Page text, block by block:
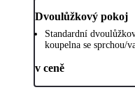
Dvoulůžkový pokoj
Standardní
koupelna se sprchou/
v ceně